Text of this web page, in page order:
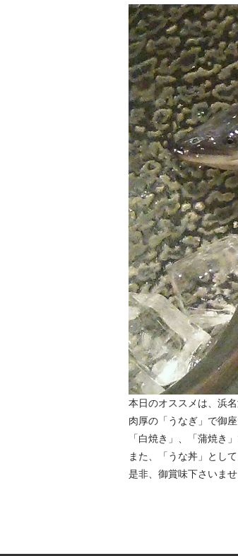
本日のオススメは、浜
肉厚の「うなぎ」で御座
「白焼き」、「蒲焼き
また、「うな丼」とし
是非、御賞味下さいませ